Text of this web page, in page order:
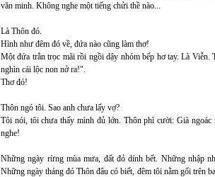
văn minh. Không nghe một tiếng chửi thề nào...
Là Thôn đó.
Hình như đêm đó về, đứa nào cũng làm thơ!
Một đứa trằn trọc mãi rồi ngồi dậy nhóm bếp hơ tay. Là
nghìn cái lộc non nở ra!".
Thơ đó!
Thôn ngó tôi. Sao anh chưa lấy vợ?
Tôi nói, tôi chưa thấy mình đủ lớn. Thôn phì cười: Già
nghe!
Những ngày rừng mùa mưa, đất đỏ dính bết. Những nhập
Những ngày tháng đó Thôn đâu có biết, đêm tôi nằm gối trên